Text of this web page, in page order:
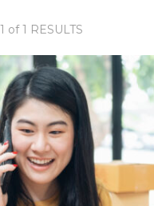
of 1 RESULTS